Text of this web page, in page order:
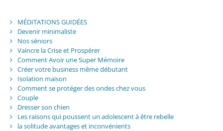
MÉDITATIONS GUIDÉES
Devenir minimaliste
Nos séniors
Vaincre la Crise et Prospérer
Comment Avoir une Super Mémoire
Créer votre business même débutant
Isolation maison
Comment se protéger des ondes chez vous
Couple
Dresser son chien
Les raisons qui poussent un adolescent à être rebelle
la solitude avantages et inconvénients